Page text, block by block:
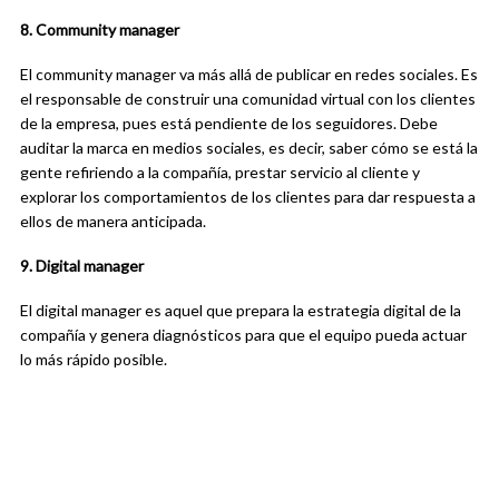
8. Community manager
El community manager va más allá de publicar en redes sociales. Es
el responsable de construir una comunidad virtual con los clientes
de la empresa, pues está pendiente de los seguidores. Debe
auditar la marca en medios sociales, es decir, saber cómo se está la
gente refiriendo a la compañía, prestar servicio al cliente y
explorar los comportamientos de los clientes para dar respuesta a
ellos de manera anticipada.
9. Digital manager
El digital manager es aquel que prepara la estrategia digital de la
compañía y genera diagnósticos para que el equipo pueda actuar
lo más rápido posible.